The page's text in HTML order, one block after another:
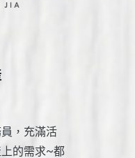
，充滿活
的需求~都